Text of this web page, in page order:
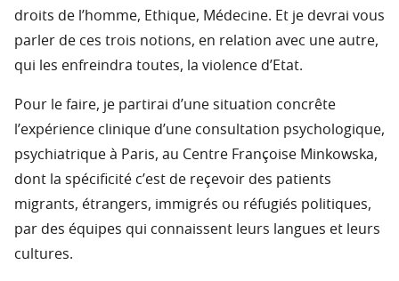
droits de l’homme, Ethique, Médecine. Et je devrai vous
parler de ces trois notions, en relation avec une autre,
qui les enfreindra toutes, la violence d’Etat.
Pour le faire, je partirai d’une situation concrête
l’expérience clinique d’une consultation psychologique,
psychiatrique à Paris, au Centre Françoise Minkowska,
dont la spécificité c’est de reçevoir des patients
migrants, étrangers, immigrés ou réfugiés politiques,
par des équipes qui connaissent leurs langues et leurs
cultures.